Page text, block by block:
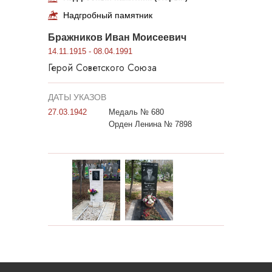
Надгробный памятник
Бражников Иван Моисеевич
14.11.1915 - 08.04.1991
Герой Советского Союза
ДАТЫ УКАЗОВ
27.03.1942
Медаль № 680
Орден Ленина № 7898